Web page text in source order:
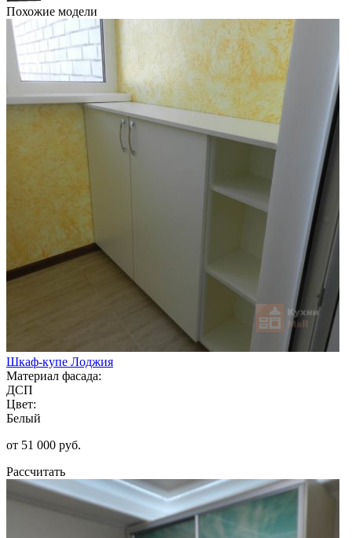
Похожие модели
Шкаф-купе Лоджия
Материал фасада:
ДСП
Цвет:
Белый
от 51 000 руб.
Рассчитать